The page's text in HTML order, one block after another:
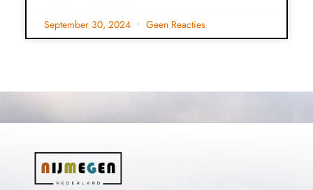
September 30, 2024 Geen Reacties